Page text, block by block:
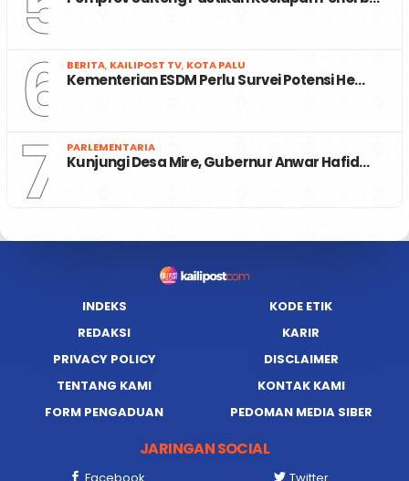
6 BERITA, KAILIPOST TV, KOTA PALU
Kementerian ESDM Perlu Survei Potensi He…
7 PARLEMENTARIA
Kunjungi Desa Mire, Gubernur Anwar Hafid…
INDEKS
KODE ETIK
REDAKSI
KARIR
PRIVACY POLICY
DISCLAIMER
TENTANG KAMI
KONTAK KAMI
FORM PENGADUAN
PEDOMAN MEDIA SIBER
JARINGAN SOCIAL
Facebook Twitter